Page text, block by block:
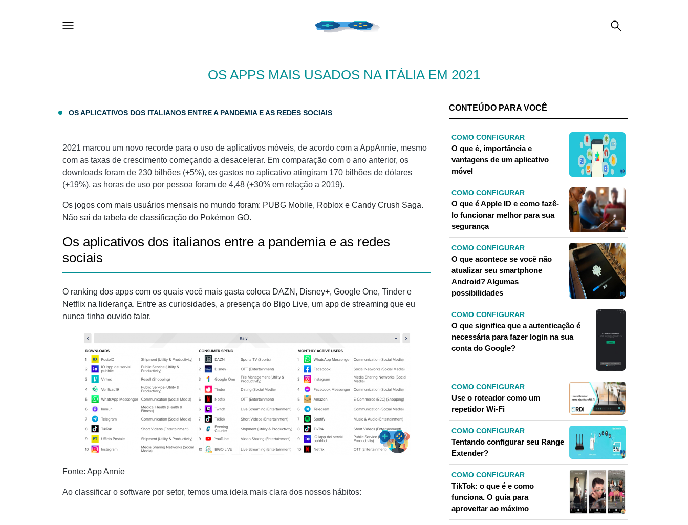
OS APPS MAIS USADOS ​​NA ITÁLIA EM 2021
OS APLICATIVOS DOS ITALIANOS ENTRE A PANDEMIA E AS REDES SOCIAIS
2021 marcou um novo recorde para o uso de aplicativos móveis, de acordo com a AppAnnie, mesmo
com as taxas de crescimento começando a desacelerar. Em comparação com o ano anterior, os
downloads foram de 230 bilhões (+5%), os gastos no aplicativo atingiram 170 bilhões de dólares
(+19%), as horas de uso por pessoa foram de 4,48 (+30% em relação a 2019).
Os jogos com mais usuários mensais no mundo foram: PUBG Mobile, Roblox e Candy Crush Saga.
Não sai da tabela de classificação do Pokémon GO.
Os aplicativos dos italianos entre a pandemia e as redes
sociais
O ranking dos apps com os quais você mais gasta coloca DAZN, Disney+, Google One, Tinder e
Netflix na liderança. Entre as curiosidades, a presença do Bigo Live, um app de streaming que eu
nunca tinha ouvido falar.
Fonte: App Annie
Ao classificar o software por setor, temos uma ideia mais clara dos nossos hábitos:
CONTEÚDO PARA VOCÊ
COMO CONFIGURAR
O que é, importância e
vantagens de um aplicativo
móvel
COMO CONFIGURAR
O que é Apple ID e como fazê-
lo funcionar melhor para sua
segurança
COMO CONFIGURAR
O que acontece se você não
atualizar seu smartphone
Android? Algumas
possibilidades
COMO CONFIGURAR
O que significa que a autenticação é
necessária para fazer login na sua
conta do Google?
COMO CONFIGURAR
Use o roteador como um
repetidor Wi-Fi
COMO CONFIGURAR
Tentando configurar seu Range
Extender?
COMO CONFIGURAR
TikTok: o que é e como
funciona. O guia para
aproveitar ao máximo